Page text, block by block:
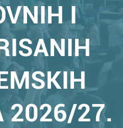
I
2026/27.